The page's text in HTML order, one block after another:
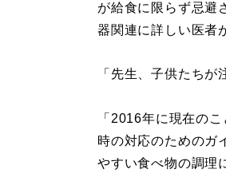
が給食に限らず忌避
器関連に詳しい医者
「先生、子供たち
「2016年に現在の
時の対応のためのガ
やすい食べ物の調理